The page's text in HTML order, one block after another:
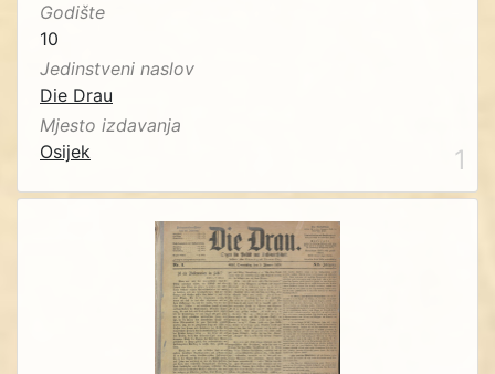
Godište
10
Jedinstveni naslov
Die Drau
Mjesto izdavanja
Osijek
1